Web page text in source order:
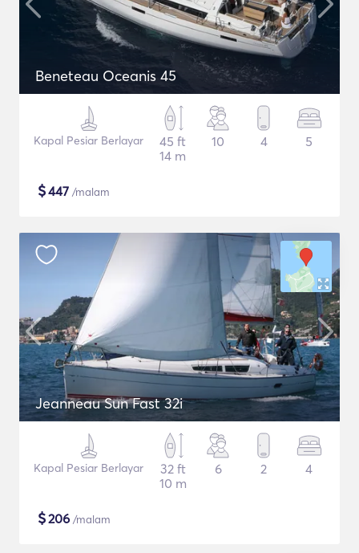
Beneteau Oceanis 45
Kapal Pesiar Berlayar
45 ft
14 m
10 4 5
$447 /malam
Jeanneau Sun Fast 32i
Kapal Pesiar Berlayar
32 ft
10 m
6 2 4
$206 /malam